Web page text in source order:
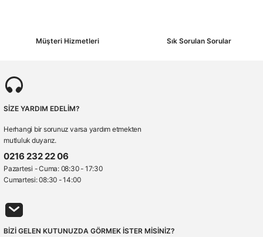
Müşteri Hizmetleri Sık Sorulan Sorular
SİZE YARDIM EDELİM?
Herhangi bir sorunuz varsa yardım etmekten
mutluluk duyarız.
0216 232 22 06
Pazartesi - Cuma: 08:30 - 17:30
Cumartesi: 08:30 - 14:00
BİZİ GELEN KUTUNUZDA GÖRMEK İSTER MİSİNİZ?